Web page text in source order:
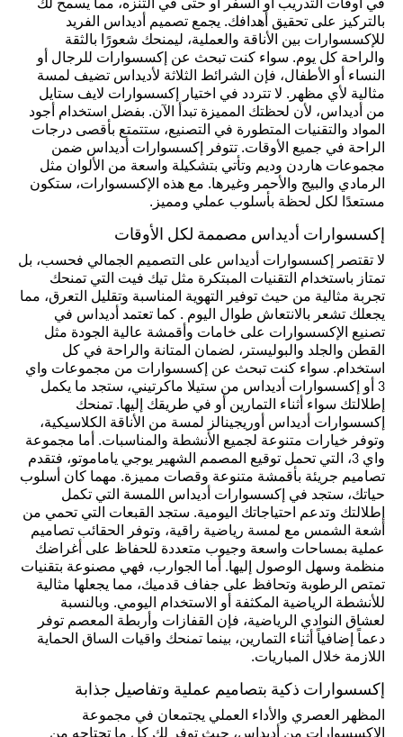
في أوقات التدريب أو السفر أو حتى في التنزه، مما يسمح لك
بالتركيز على تحقيق أهدافك. يجمع تصميم أديداس الفريد
للإكسسوارات بين الأناقة والعملية، ليمنحك شعورًا بالثقة
والراحة كل يوم. سواء كنت تبحث عن إكسسوارات للرجال أو
النساء أو الأطفال، فإن الشرائط الثلاثة لأديداس تضيف لمسة
مثالية لأي مظهر. لا تتردد في اختيار إكسسوارات لايف ستايل
من أديداس، لأن لحظتك المميزة تبدأ الآن. بفضل استخدام أجود
المواد والتقنيات المتطورة في التصنيع، ستتمتع بأقصى درجات
الراحة في جميع الأوقات. تتوفر إكسسوارات أديداس ضمن
مجموعات هاردن وديم وتأتي بتشكيلة واسعة من الألوان مثل
الرمادي والبيج والأحمر وغيرها. مع هذه الإكسسوارات، ستكون
مستعدًا لكل لحظة بأسلوب عملي ومميز.
إكسسوارات أديداس مصممة لكل الأوقات
لا تقتصر إكسسوارات أديداس على التصميم الجمالي فحسب، بل
تمتاز باستخدام التقنيات المبتكرة مثل تيك فيت التي تمنحك
تجربة مثالية من حيث توفير التهوية المناسبة وتقليل التعرق، مما
يجعلك تشعر بالانتعاش طوال اليوم . كما تعتمد أديداس في
تصنيع الإكسسوارات على خامات وأقمشة عالية الجودة مثل
القطن والجلد والبوليستر، لضمان المتانة والراحة في كل
استخدام. سواء كنت تبحث عن إكسسوارات من مجموعات واي
3 أو إكسسوارات أديداس من ستيلا ماكرتيني، ستجد ما يكمل
إطلالتك سواء أثناء التمارين أو في طريقك إليها. تمنحك
إكسسوارات أديداس أوريجينالز لمسة من الأناقة الكلاسيكية،
وتوفر خيارات متنوعة لجميع الأنشطة والمناسبات. أما مجموعة
واي 3، التي تحمل توقيع المصمم الشهير يوجي ياماموتو، فتقدم
تصاميم جريئة بأقمشة متنوعة وقصات مميزة. مهما كان أسلوب
حياتك، ستجد في إكسسوارات أديداس اللمسة التي تكمل
إطلالتك وتدعم احتياجاتك اليومية. ستجد القبعات التي تحمي من
أشعة الشمس مع لمسة رياضية راقية، وتوفر الحقائب تصاميم
عملية بمساحات واسعة وجيوب متعددة للحفاظ على أغراضك
منظمة وسهل الوصول إليها. أما الجوارب، فهي مصنوعة بتقنيات
تمتص الرطوبة وتحافظ على جفاف قدميك، مما يجعلها مثالية
للأنشطة الرياضية المكثفة أو الاستخدام اليومي. وبالنسبة
لعشاق النوادي الرياضية، فإن القفازات وأربطة المعصم توفر
دعماً إضافياً أثناء التمارين، بينما تمنحك واقيات الساق الحماية
اللازمة خلال المباريات.
إكسسوارات ذكية بتصاميم عملية وتفاصيل جذابة
المظهر العصري والأداء العملي يجتمعان في مجموعة